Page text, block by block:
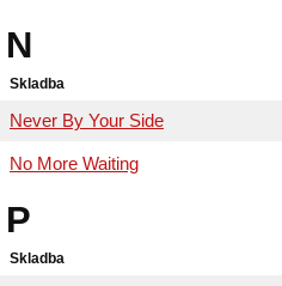
N
Skladba
Never By Your Side
No More Waiting
P
Skladba